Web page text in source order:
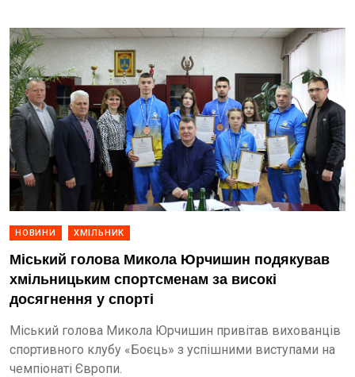
НОВИНИ ХМІЛЬНИК
Міський голова Микола Юрчишин подякував
хмільницьким спортсменам за високі
досягнення у спорті
Міський голова Микола Юрчишин привітав вихованців
спортивного клубу «Боєць» з успішними виступами на
чемпіонаті Європи.